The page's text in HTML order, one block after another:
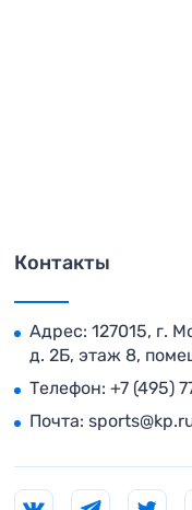
Контакты
Адрес: 127015, г.
д. 2Б, этаж 8,
Телефон: +7 (495)
Почта: